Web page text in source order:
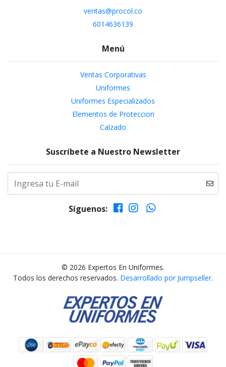
ventas@procol.co
6014636139
Menú
Ventas Corporativas
Uniformes
Uniformes Especializados
Elementos de Proteccion
Calzado
Suscríbete a Nuestro Newsletter
Síguenos:
© 2026 Expertos En Uniformes.
Todos los derechos reservados. Desarrollado por Jumpseller.